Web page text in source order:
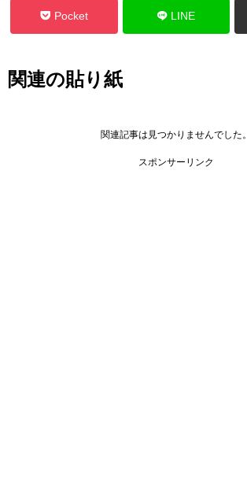
Pocket LINE
関連の貼り紙
関連記事は見つかりませんでした。
スポンサーリンク